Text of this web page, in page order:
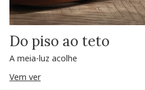
Do piso ao teto
A meia-luz acolhe
Vem ver